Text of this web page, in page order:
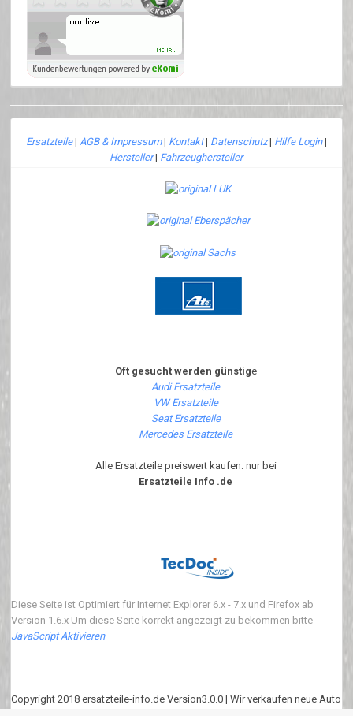
Ersatzteile| AGB & Impressum| Kontakt| Datenschutz| Hilfe Login|
Hersteller| Fahrzeughersteller
Oft gesucht werden günstige
Audi Ersatzteile
VW Ersatzteile
Seat Ersatzteile
Mercedes Ersatzteile
Alle Ersatzteile preiswert kaufen: nur bei
Ersatzteile Info .de
Diese Seite ist Optimiert für Internet Explorer 6.x - 7.x und Firefox ab
Version 1.6.x Um diese Seite korrekt angezeigt zu bekommen bitte
JavaScript Aktivieren
Copyright 2018 ersatzteile-info.de Version3.0.0 | Wir verkaufen neue Auto